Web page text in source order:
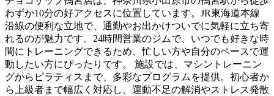
わずか10分の好アクセスに位置しています。JR東海道本線
沿線の便利な立地で、通勤やお出かけついでに気軽に立ち寄
れるのが魅力です。24時間営業のジムで、いつでも好きな時
間にトレーニングできるため、忙しい方や自分のペースで運
動したい方にぴったりです。 施設では、マシントレーニン
グからピラティスまで、多彩なプログラムを提供。初心者か
ら上級者まで幅広く対応し、運動不足の解消やストレス発散